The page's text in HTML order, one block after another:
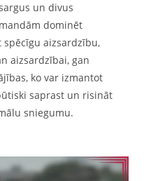
un divus
dominēt
spēcīgu aizsardzību,
aizsardzībai, gan
ko var izmantot
saprast un risināt
sniegumu.